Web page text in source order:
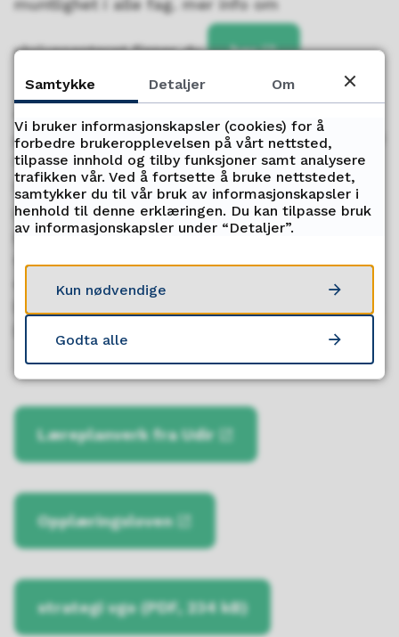
muntlighet i alle fag. mer info om
skrivesenteret finner du her
personlig vekst, legger klare føringer for hva vi
forventer av våre elever og ansatte. Skolen
har gode fagtradisjoner, der vi arbeider
profesjonelt for å forbedre og utvikle den
pedagogiske praksisen i hvert enkelt fag ved
elever ved skolen medvirker aktivt i
læringsprosessene og er med på å forme eget
læringsmiljø.
Læreplanverk fra Udir
Opplæringsloven
strategi vgo(PDF, 234 kB)
Samtykke Detaljer Om
Vi bruker informasjonskapsler (cookies) for å
forbedre brukeropplevelsen på vårt nettsted,
tilpasse innhold og tilby funksjoner samt analysere
trafikken vår. Ved å fortsette å bruke nettstedet,
samtykker du til vår bruk av informasjonskapsler i
henhold til denne erklæringen. Du kan tilpasse bruk
av informasjonskapsler under “Detaljer”.
Kun nødvendige
Godta alle